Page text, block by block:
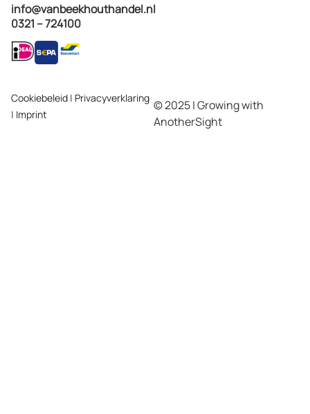
info@vanbeekhouthandel.nl
0321 – 724100
© 2025 | Growing with
AnotherSight
Cookiebeleid | Privacyverklaring
| Imprint